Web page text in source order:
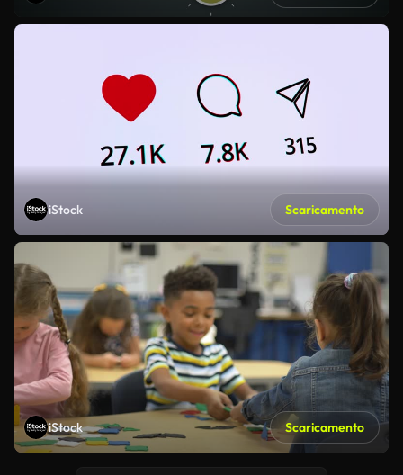
iStock Scaricamento
iStock Scaricamento